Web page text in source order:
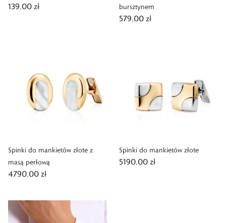
139,00 zł
bursztynem
579,00 zł
Spinki do mankietów złote z
masą perłową
4790,00 zł
Spinki do mankietów złote
5190,00 zł